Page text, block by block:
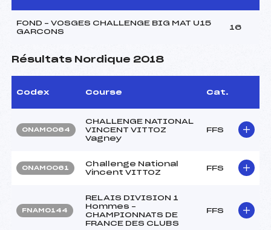
FOND – VOSGES CHALLENGE BIG MAT U15
GARCONS
16
Résultats Nordique 2018
Codex Course Cat.
ONAM0064
CHALLENGE NATIONAL
VINCENT VITTOZ
Vagney
FFS
ONAM0061
Challenge National
Vincent VITTOZ
FFS
FNAM0144
RELAIS DIVISION 1
Hommes –
CHAMPIONNATS DE
FRANCE DES CLUBS
FFS